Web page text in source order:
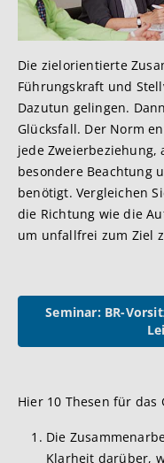
Die zielorientierte
Führungskraft und
Dazutun gelingen.
Glücksfall. Der Norm
jede Zweierbeziehung,
besondere Beachtung
benötigt. Vergleichen
die Richtung wie die
um unfallfrei zum Ziel
Seminar: BR-
Hier 10 Thesen für das
Die
Klarheit darüber,